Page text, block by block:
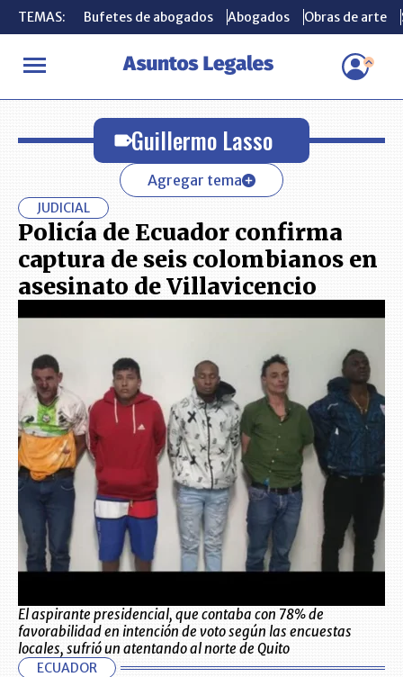
TEMAS: Bufetes de abogados Abogados Obras de arte
INICIO Guillermo Lasso
TEMAS: Bufetes de abogados Abogados Obras de arte
Guillermo Lasso
Agregar tema
JUDICIAL
Policía de Ecuador confirma
captura de seis colombianos en
asesinato de Villavicencio
El aspirante presidencial, que contaba con 78% de
favorabilidad en intención de voto según las encuestas
locales, sufrió un atentando al norte de Quito
ECUADOR